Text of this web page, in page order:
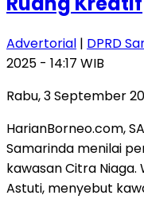
Advertorial | DPRD
2025 - 14:17 WIB
Rabu, 3 September
HarianBorneo.com,
Samarinda menilai
kawasan Citra Niaga.
Astuti, menyebut